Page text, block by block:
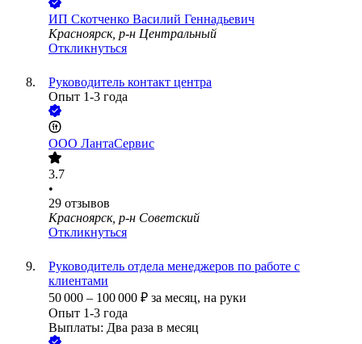
ИП Скотченко Василий Геннадьевич
Красноярск, р-н Центральный
Откликнуться
Руководитель контакт центра
Опыт 1-3 года
ООО ЛантаСервис
3.7
•
29 отзывов
Красноярск, р-н Советский
Откликнуться
Руководитель отдела менеджеров по работе с
клиентами
50 000 – 100 000 ₽ за месяц, на руки
Опыт 1-3 года
Выплаты: Два раза в месяц